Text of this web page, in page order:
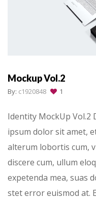
Mockup Vol.2
By: c1920848 1
Identity MockUp Vol.2
ipsum dolor sit amet,
alterum lobortis cum,
discere cum, ullum
expetenda mea, suas
stet error euismod at.